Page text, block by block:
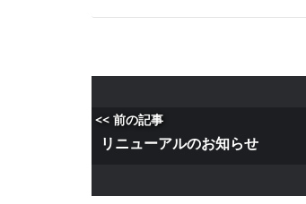
<< 前の記事
リニューアルのお知らせ